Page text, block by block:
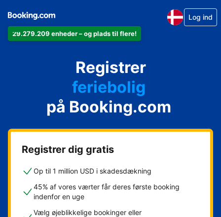
29.279.209 enheder – og plads til flere!
Log ind
Registrer
din lejlighed
dit hotel
feriebolig
dit pensionat
dit bed & breakfast
på Booking.com
Registrer dig gratis
Op til 1 million USD i skadesdækning
45% af vores værter får deres første booking
indenfor en uge
Vælg øjeblikkelige bookinger eller